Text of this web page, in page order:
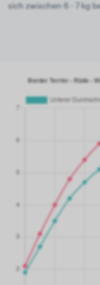
sich zwischen 6 - 7 kg